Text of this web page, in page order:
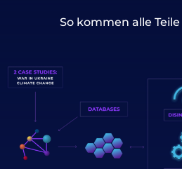
So kommen alle